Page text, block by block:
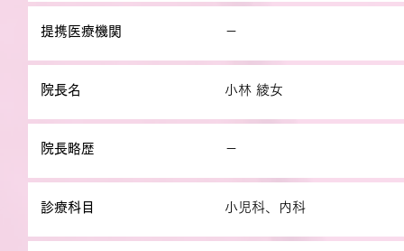
提携医療機関 －
院長名 小林 綾女
院長略歴 －
診療科目 小児科、内科